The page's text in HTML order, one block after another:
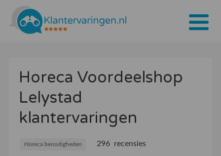
Tarieven
Bedrijven
Over ons
Blogs
Horeca Voordeelshop
Lelystad
klantervaringen
Horeca benodigheden 296 recensies